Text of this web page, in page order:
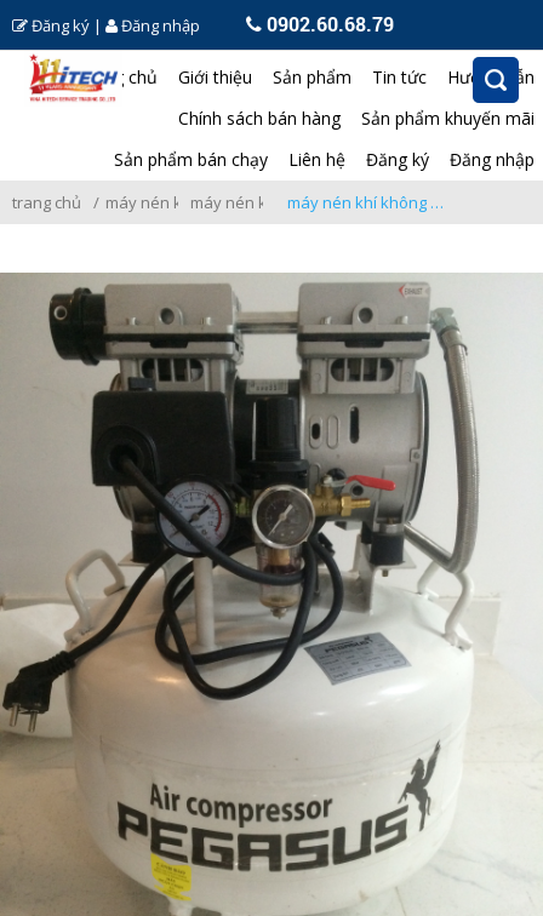
Đăng ký | Đăng nhập 0902.60.68.79
Trang chủ Giới thiệu Sản phẩm Tin tức
Hướng dẫn
Chính sách bán hàng
Sản phẩm khuyến mãi
Sản phẩm bán chạy
Liên hệ Đăng ký Đăng nhập
trang chủ máy nén khímáy nén khí không dầu giảm âm máy nén khí không dầu giảm âm pegasus tm-of750-40l